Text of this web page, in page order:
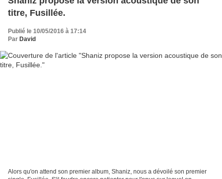
titre, Fusillée.
Publié le 10/05/2016 à 17:14
Par David
Alors qu'on attend son premier album, Shaniz, nous a dévoilé son premier